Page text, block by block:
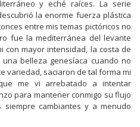
y eché raíces. La serie
la enorme fuerza plástica
entre mis temas pictóricos no
fue la mediterránea del levante
con mayor intensidad, la costa de
belleza genesíaca cuando no
variedad, saciaron de tal forma mi
me vi arrebatado a intentar
para mantener conmigo su flujo
siempre cambiantes y a menudo